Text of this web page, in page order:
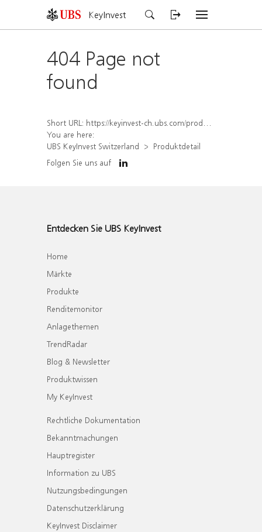
KeyInvest
404 Page not
found
Short URL: https://keyinvest-ch.ubs.com/produkt/detail/index/isin/CH1249055083
You are here:
UBS KeyInvest Switzerland
Produktdetail
Folgen Sie uns auf
Entdecken Sie UBS KeyInvest
Home
Märkte
Produkte
Renditemonitor
Anlagethemen
TrendRadar
Blog & Newsletter
Produktwissen
My KeyInvest
Rechtliche Dokumentation
Bekanntmachungen
Hauptregister
Information zu UBS
Nutzungsbedingungen
Datenschutzerklärung
KeyInvest Disclaimer